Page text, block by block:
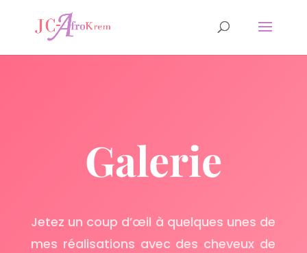
Galerie
Jetez un coup d’œil à quelques unes de
mes réalisations avec des cheveux de